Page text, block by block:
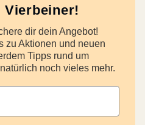
Vierbeiner!
dir dein Angebot!
zu Aktionen und neuen
Tipps rund um
noch vieles mehr.